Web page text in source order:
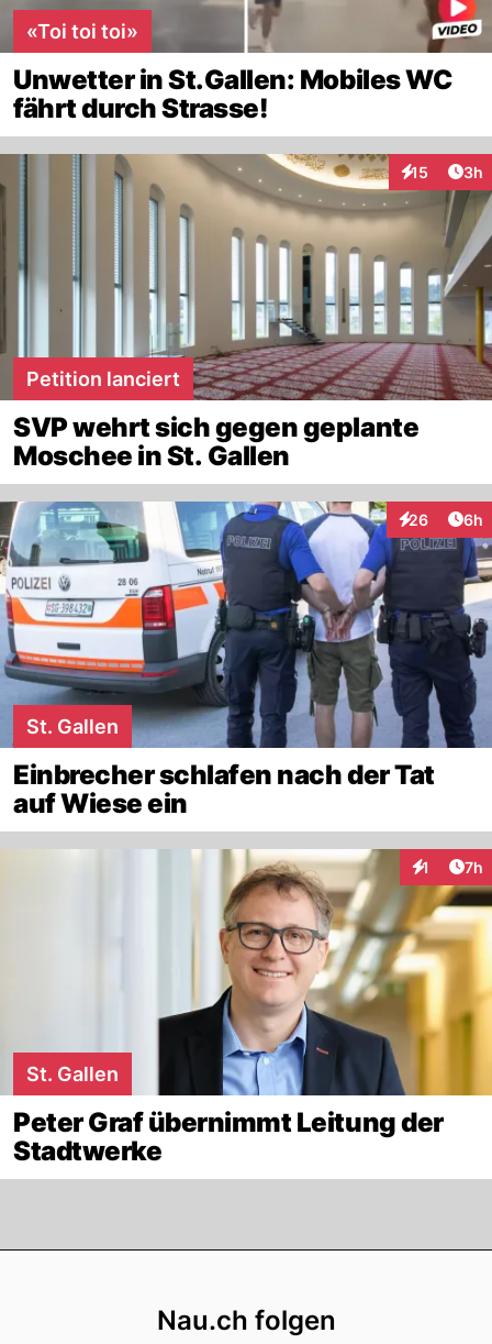
«Toi toi toi»
Unwetter in St.Gallen: Mobiles WC
fährt durch Strasse!
15
Interaktionen
3h
Petition lanciert
SVP wehrt sich gegen geplante
Moschee in St. Gallen
26
Interaktionen
6h
St. Gallen
Einbrecher schlafen nach der Tat
auf Wiese ein
1 7h
St. Gallen
Peter Graf übernimmt Leitung der
Stadtwerke
Nau.ch folgen